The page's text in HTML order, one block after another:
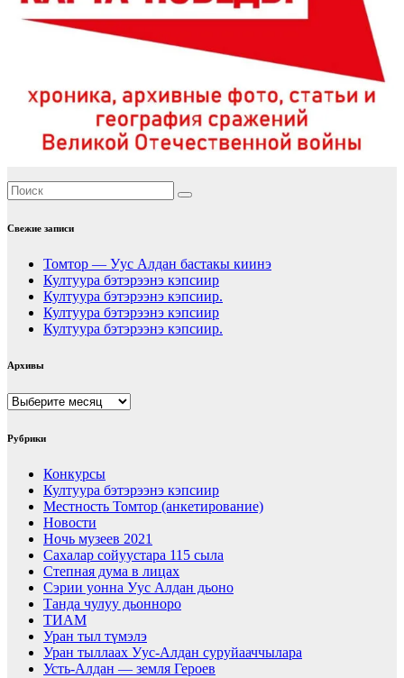
Свежие записи
Томтор — Уус Алдан бастакы киинэ
Култуура бэтэрээнэ кэпсиир
Култуура бэтэрээнэ кэпсиир.
Култуура бэтэрээнэ кэпсиир
Култуура бэтэрээнэ кэпсиир.
Архивы
Архивы
Рубрики
Конкурсы
Култуура бэтэрээнэ кэпсиир
Местность Томтор (анкетирование)
Новости
Ночь музеев 2021
Сахалар сойуустара 115 сыла
Степная дума в лицах
Сэрии уонна Уус Алдан дьоно
Танда чулуу дьонноро
ТИАМ
Уран тыл түмэлэ
Уран тыллаах Уус-Алдан суруйааччылара
Усть-Алдан — земля Героев